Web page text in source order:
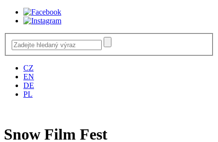
CZ
EN
DE
PL
Snow Film Fest